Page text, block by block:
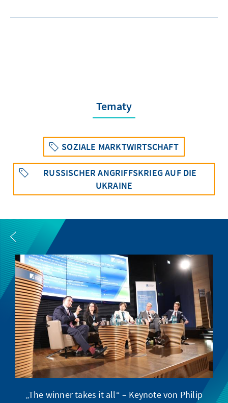
Tematy
SOZIALE MARKTWIRTSCHAFT
RUSSISCHER ANGRIFFSKRIEG AUF DIE
UKRAINE
„The winner takes it all“ – Keynote von Philip